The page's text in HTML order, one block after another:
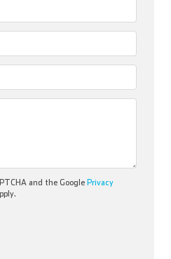
and the Google Privacy